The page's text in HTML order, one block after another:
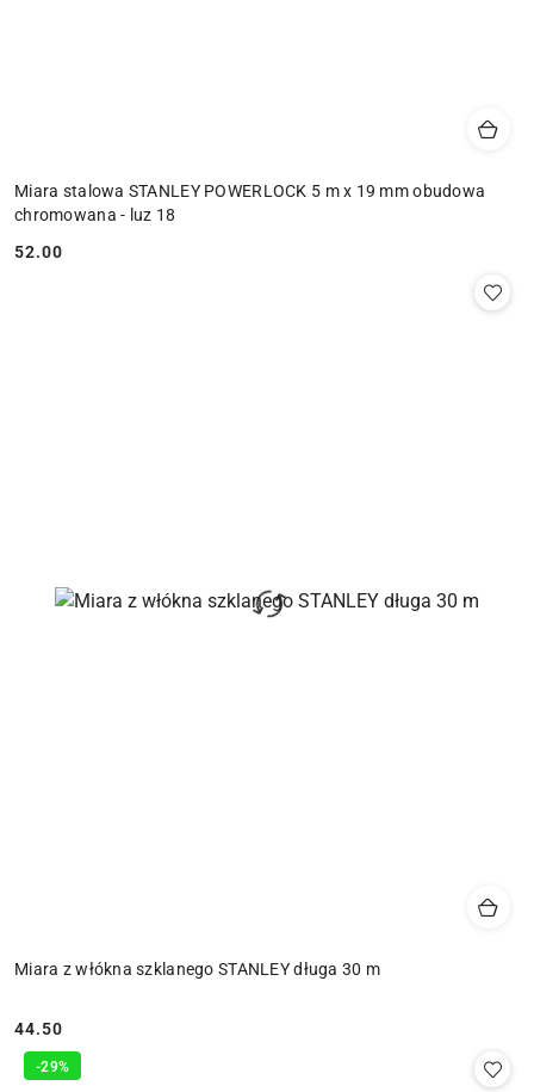
Miara stalowa STANLEY POWERLOCK 5 m x 19 mm obudowa
chromowana - luz 18
Cena:
52.00
Miara z włókna szklanego STANLEY długa 30 m
Cena:
44.50
-29%